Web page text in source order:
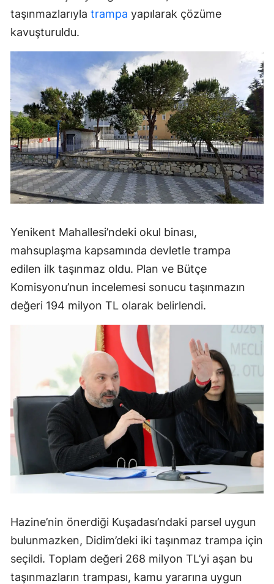
taşınmazlarıyla trampa yapılarak çözüme
kavuşturuldu.
Yenikent Mahallesi’ndeki okul binası,
mahsuplaşma kapsamında devletle trampa
edilen ilk taşınmaz oldu. Plan ve Bütçe
Komisyonu’nun incelemesi sonucu taşınmazın
değeri 194 milyon TL olarak belirlendi.
Hazine’nin önerdiği Kuşadası’ndaki parsel uygun
bulunmazken, Didim’deki iki taşınmaz trampa için
seçildi. Toplam değeri 268 milyon TL’yi aşan bu
taşınmazların trampası, kamu yararına uygun